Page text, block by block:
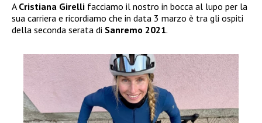
A Cristiana Girelli facciamo il nostro in bocca al lupo per la
sua carriera e ricordiamo che in data 3 marzo è tra gli ospiti
della seconda serata di Sanremo 2021.